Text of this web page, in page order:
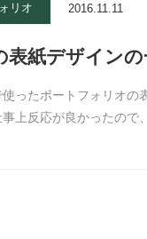
リオ 2016.11.11
紙デザインの
ったポートフォリオ
上反応が良かったので